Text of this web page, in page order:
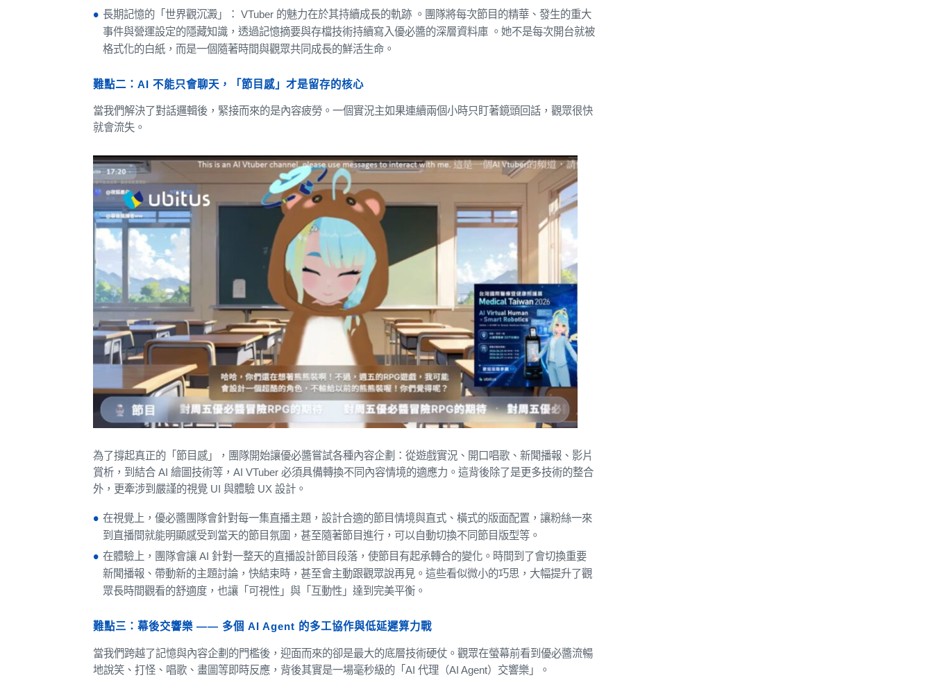
長期記憶的「世界觀沉澱」： VTuber 的魅力在於其持續成長的軌跡 。團隊將每次節目的精華、發生的重大
事件與營運設定的隱藏知識，透過記憶摘要與存檔技術持續寫入優必醬的深層資料庫 。她不是每次開台就被
格式化的白紙，而是一個隨著時間與觀眾共同成長的鮮活生命。
難點二：AI 不能只會聊天，「節目感」才是留存的核心
當我們解決了對話邏輯後，緊接而來的是內容疲勞。一個實況主如果連續兩個小時只盯著鏡頭回話，觀眾很快
就會流失。
為了撐起真正的「節目感」，團隊開始讓優必醬嘗試各種內容企劃：從遊戲實況、開口唱歌、新聞播報、影片
賞析，到結合 AI 繪圖技術等，AI VTuber 必須具備轉換不同內容情境的適應力。這背後除了是更多技術的整合
外，更牽涉到嚴謹的視覺 UI 與體驗 UX 設計。
在視覺上，優必醬團隊會針對每一集直播主題，設計合適的節目情境與直式、橫式的版面配置，讓粉絲一來
到直播間就能明顯感受到當天的節目氛圍，甚至隨著節目進行，可以自動切換不同節目版型等。
在體驗上，團隊會讓 AI 針對一整天的直播設計節目段落，使節目有起承轉合的變化。時間到了會切換重要
新聞播報、帶動新的主題討論，快結束時，甚至會主動跟觀眾說再見。這些看似微小的巧思，大幅提升了觀
眾長時間觀看的舒適度，也讓「可視性」與「互動性」達到完美平衡。
難點三：幕後交響樂 —— 多個 AI Agent 的多工協作與低延遲算力戰
當我們跨越了記憶與內容企劃的門檻後，迎面而來的卻是最大的底層技術硬仗。觀眾在螢幕前看到優必醬流暢
地說笑、打怪、唱歌、畫圖等即時反應，背後其實是一場毫秒級的「AI 代理（AI Agent）交響樂」。